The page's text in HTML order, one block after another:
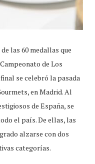
las 60 medallas que
de Los
final se celebró la pasada
en Madrid. Al
de España, se
el país. De ellas, las
alzarse con dos
categorías.